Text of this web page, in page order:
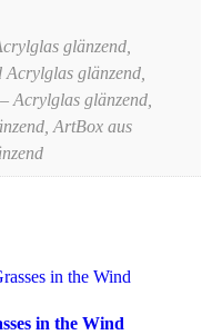
glänzend,
glänzend,
Acrylglas glänzend,
ArtBox aus
in the Wind